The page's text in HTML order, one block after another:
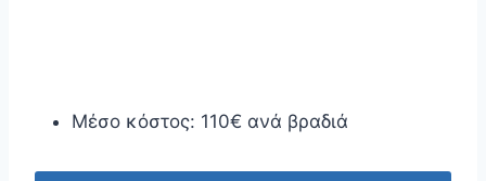
Μέσο κόστος: 110€ ανά βραδιά